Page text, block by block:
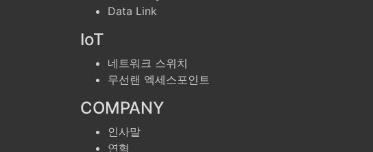
Data Link
IoT
네트워크 스위치
무선랜 엑세스포인트
COMPANY
인사말
연혁